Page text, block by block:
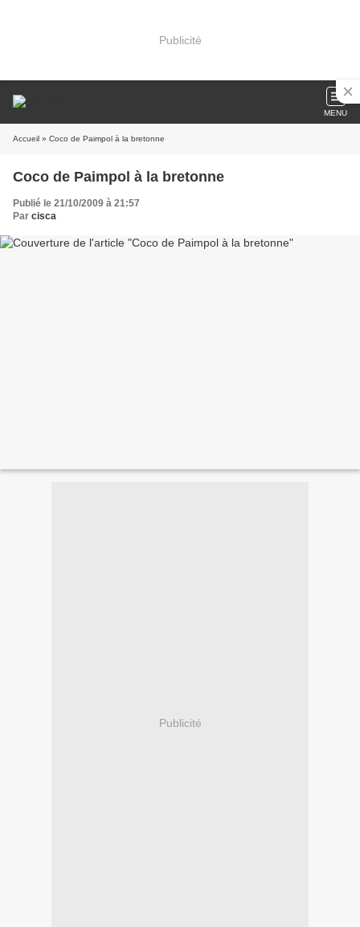
Publicité
MENU
Accueil » Coco de Paimpol à la bretonne
Coco de Paimpol à la bretonne
Publié le 21/10/2009 à 21:57
Par cisca
Publicité